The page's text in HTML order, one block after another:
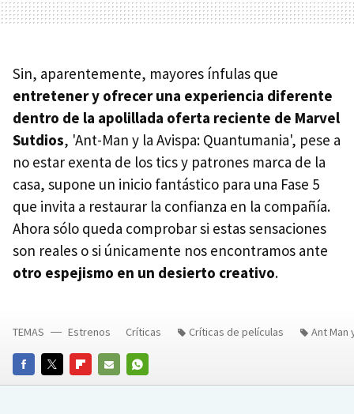
Sin, aparentemente, mayores ínfulas que
entretener y ofrecer una experiencia diferente
dentro de la apolillada oferta reciente de Marvel
Sutdios, 'Ant-Man y la Avispa: Quantumania', pese a
no estar exenta de los tics y patrones marca de la
casa, supone un inicio fantástico para una Fase 5
que invita a restaurar la confianza en la compañía.
Ahora sólo queda comprobar si estas sensaciones
son reales o si únicamente nos encontramos ante
otro espejismo en un desierto creativo.
FACEBOOKTWITTERFLIPBOARD
E-
WHATSAPP
TEMAS Estrenos Críticas Críticas de películas Ant Man